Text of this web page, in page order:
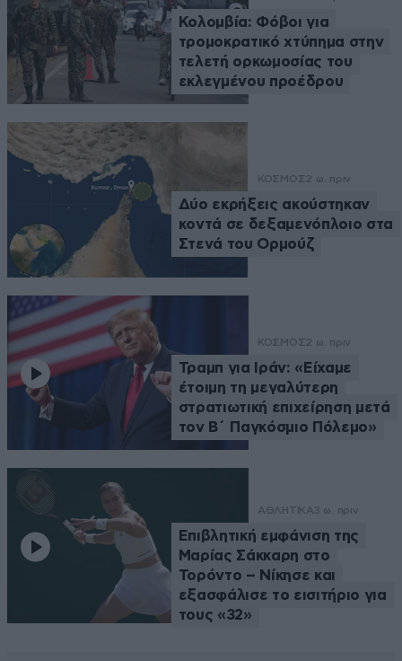
Κολομβία: Φόβοι για
τρομοκρατικό χτύπημα στην
τελετή ορκωμοσίας του
εκλεγμένου προέδρου
ΚΟΣΜΟΣ2 ω. πριν
Δύο εκρήξεις ακούστηκαν
κοντά σε δεξαμενόπλοιο στα
Στενά του Ορμούζ
ΚΟΣΜΟΣ2 ω. πριν
Τραμπ για Ιράν: «Είχαμε
έτοιμη τη μεγαλύτερη
στρατιωτική επιχείρηση μετά
τον Β΄ Παγκόσμιο Πόλεμο»
ΑΘΛΗΤΙΚΑ3 ω. πριν
Επιβλητική εμφάνιση της
Μαρίας Σάκκαρη στο
Τορόντο – Νίκησε και
εξασφάλισε το εισιτήριο για
τους «32»